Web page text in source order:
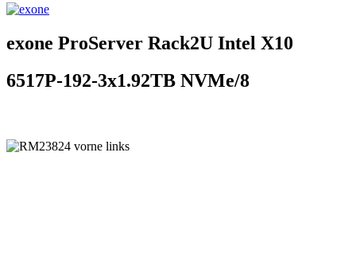
exone ProServer Rack2U Intel X10
6517P-192-3x1.92TB NVMe/8